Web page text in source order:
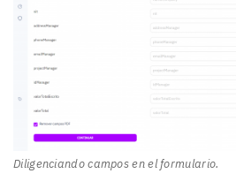
Diligenciando campos en el formulario.